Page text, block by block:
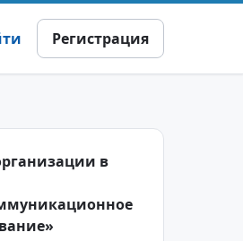
Регистрация
в